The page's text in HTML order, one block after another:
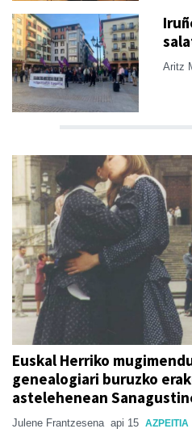
Aritz
Euskal Herriko
genealogiari buruzko
astelehenean
Julene Frantzesena api 15 AZPEITIA